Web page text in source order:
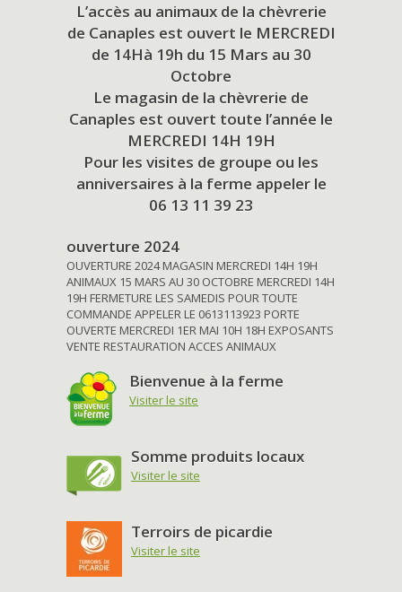
L’accès au animaux de la chèvrerie
de Canaples est ouvert le MERCREDI
de 14Hà 19h du 15 Mars au 30
Octobre
Le magasin de la chèvrerie de
Canaples est ouvert toute l’année le
MERCREDI 14H 19H
Pour les visites de groupe ou les
anniversaires à la ferme appeler le
06 13 11 39 23
ouverture 2024
OUVERTURE 2024 MAGASIN MERCREDI 14H 19H
ANIMAUX 15 MARS AU 30 OCTOBRE MERCREDI 14H
19H FERMETURE LES SAMEDIS POUR TOUTE
COMMANDE APPELER LE 0613113923 PORTE
OUVERTE MERCREDI 1ER MAI 10H 18H EXPOSANTS
VENTE RESTAURATION ACCES ANIMAUX
Bienvenue à la ferme
Visiter le site
Somme produits locaux
Visiter le site
Terroirs de picardie
Visiter le site